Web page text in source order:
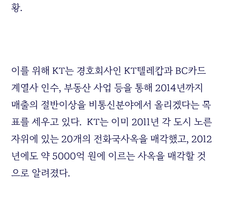
황.
이를 위해 KT는 경호회사인 KT텔레캅과 BC카드
계열사 인수, 부동산 사업 등을 통해 2014년까지
매출의 절반이상을 비통신분야에서 올리겠다는 목
표를 세우고 있다. KT는 이미 2011년 각 도시 노른
자위에 있는 20개의 전화국사옥을 매각했고, 2012
년에도 약 5000억 원에 이르는 사옥을 매각할 것
으로 알려졌다.